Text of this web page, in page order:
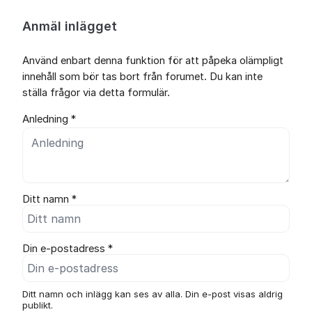
Anmäl inlägget
Använd enbart denna funktion för att påpeka olämpligt
innehåll som bör tas bort från forumet. Du kan inte
ställa frågor via detta formulär.
Anledning *
Ditt namn *
Din e-postadress *
Ditt namn och inlägg kan ses av alla. Din e-post visas aldrig
publikt.